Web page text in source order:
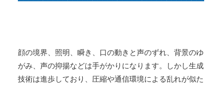
顔の境界、照明、瞬き、口の動きと声のずれ、背景のゆ
がみ、声の抑揚などは手がかりになります。しかし生成
技術は進歩しており、圧縮や通信環境による乱れが似た